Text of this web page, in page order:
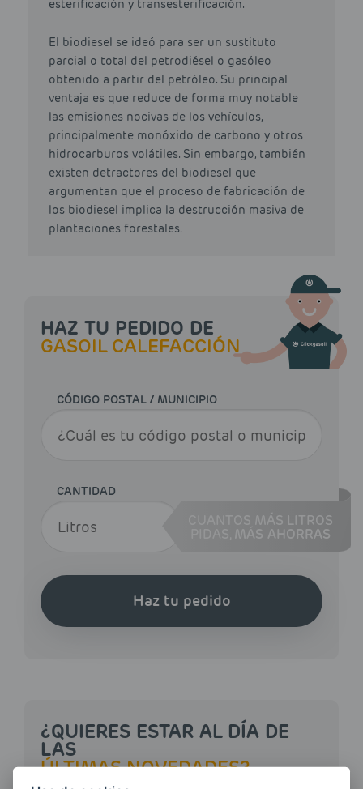
esterificación y transesterificación.
El biodiesel se ideó para ser un sustituto
parcial o total del petrodiésel o gasóleo
obtenido a partir del petróleo. Su principal
ventaja es que reduce de forma muy notable
las emisiones nocivas de los vehículos,
principalmente monóxido de carbono y otros
hidrocarburos volátiles. Sin embargo, también
existen detractores del biodiesel que
argumentan que el proceso de fabricación de
los biodiesel implica la destrucción masiva de
plantaciones forestales.
HAZ TU PEDIDO DE
GASOIL CALEFACCIÓN
CÓDIGO POSTAL / MUNICIPIO
CANTIDAD
CUANTOS MÁS LITROS
MÁS AHORRAS
Haz tu pedido
¿QUIERES ESTAR AL DÍA DE
LAS
ÚLTIMAS NOVEDADES?